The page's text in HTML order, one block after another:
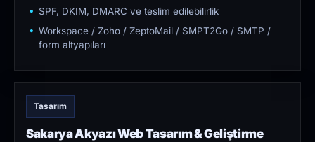
SPF, DKIM, DMARC ve teslim edilebilirlik
Workspace / Zoho / ZeptoMail / SMPT2Go / SMTP /
form altyapıları
Tasarım
Sakarya Akyazı Web Tasarım & Geliştirme